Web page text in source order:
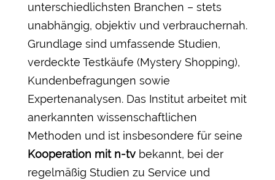
unterschiedlichsten Branchen – stets
unabhängig, objektiv und verbrauchernah.
Grundlage sind umfassende Studien,
verdeckte Testkäufe (Mystery Shopping),
Kundenbefragungen sowie
Expertenanalysen. Das Institut arbeitet mit
anerkannten wissenschaftlichen
Methoden und ist insbesondere für seine
Kooperation mit n-tvbekannt, bei der
regelmäßig Studien zu Service und